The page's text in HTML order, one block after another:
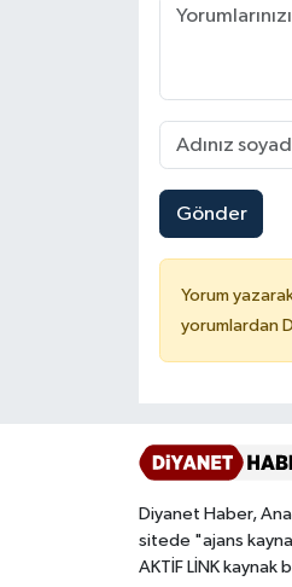
Gönder
Yorum
yorumlardan
Diyanet Haber,
sitede "ajans
AKTİF LİNK kaynak
Karabük Müftülüğü
Kars Müftülüğü
Kastamonu Müftülüğü
Kayseri Müftülüğü
Kilis Müftülüğü
Kırklareli Müftülüğü
Kırşehir Müftülüğü
Kocaeli Müftülüğü